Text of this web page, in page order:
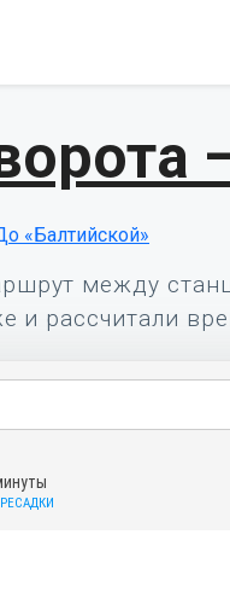
«Балтийской»
между
и рассчитали